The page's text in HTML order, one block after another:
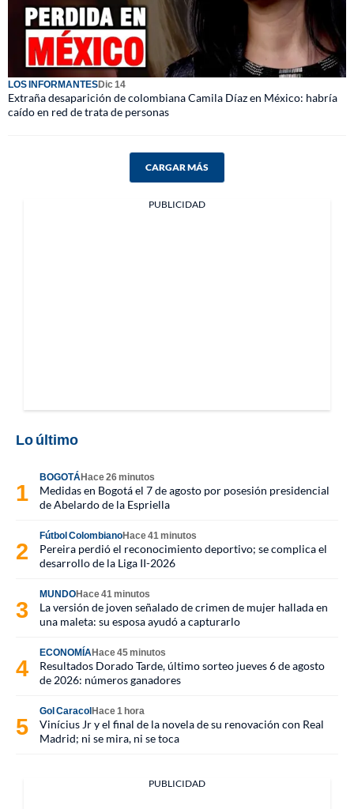
LOS INFORMANTESDic 14
Extraña desaparición de colombiana Camila Díaz en México: habría
caído en red de trata de personas
CARGAR MÁS
PUBLICIDAD
Lo último
BOGOTÁHace 26 minutos
Medidas en Bogotá el 7 de agosto por posesión presidencial
de Abelardo de la Espriella
Fútbol ColombianoHace 41 minutos
Pereira perdió el reconocimiento deportivo; se complica el
desarrollo de la Liga II-2026
MUNDOHace 41 minutos
La versión de joven señalado de crimen de mujer hallada en
una maleta: su esposa ayudó a capturarlo
ECONOMÍAHace 45 minutos
Resultados Dorado Tarde, último sorteo jueves 6 de agosto
de 2026: números ganadores
Gol CaracolHace 1 hora
Vinícius Jr y el final de la novela de su renovación con Real
Madrid; ni se mira, ni se toca
PUBLICIDAD